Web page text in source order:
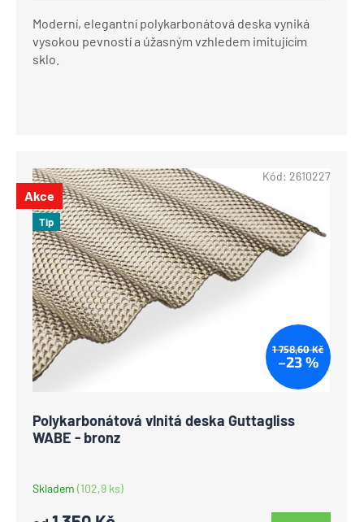
Moderní, elegantní polykarbonátová deska vyniká
vysokou pevností a úžasným vzhledem imitujícím
sklo.
Akce
Tip
1 758,60 Kč
–23 %
Polykarbonátová vlnitá deska Guttagliss
WABE - bronz
Skladem (102,9 ks)
Kód: 2610227